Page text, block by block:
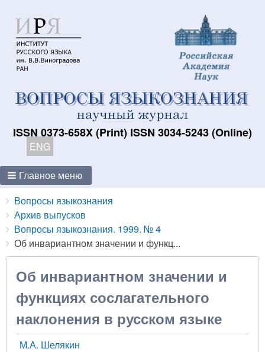
ISSN 0373-658X (Print) ISSN 3034-5243 (Online)
ENG
Главное меню
Breadcrumbs
You
are
here:
Вопросы языкознания
Архив выпусков
Вопросы языкознания. 1999. № 4
Об инвариантном значении и функц...
Об инвариантном значении и
функциях сослагательного
наклонения в русском языке
М.А. Шелякин